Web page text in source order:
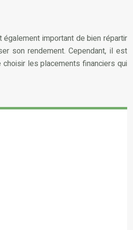
important de bien répartir
son rendement. Cependant, il est
les placements financiers qui